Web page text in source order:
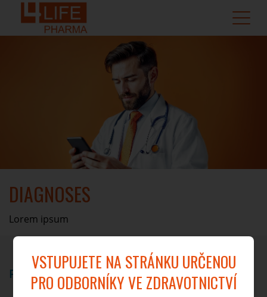
DIAGNOSES
Lorem ipsum
VSTUPUJETE NA STRÁNKU URČENOU
PRO ODBORNÍKY VE ZDRAVOTNICTVÍ
PAGE UNDER CONSTRUCTION